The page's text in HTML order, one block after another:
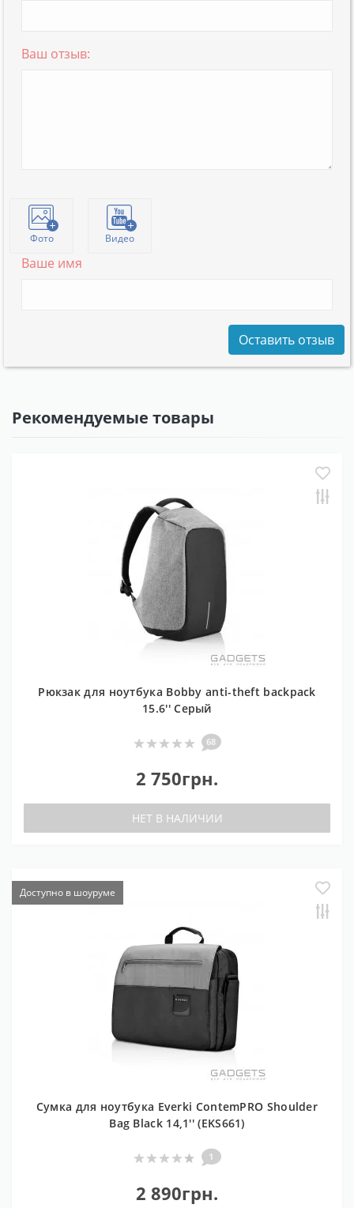
Ваш отзыв:
Фото Видео
Ваше имя
Оставить отзыв
Рекомендуемые товары
Рюкзак для ноутбука Bobby anti-theft backpack
15.6'' Серый
68
2 750грн.
НЕТ В НАЛИЧИИ
Доступно в шоуруме
Сумка для ноутбука Everki ContemPRO Shoulder
Bag Black 14,1'' (EKS661)
1
2 890грн.